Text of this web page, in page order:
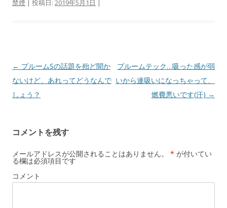
禁煙 | 投稿日: 2019年5月1日 |
投
稿
ナ
ー
シ
ョ
ン
← プルームSの話題を殆ど聞か
ないけど、あれってどうなんで
しょう？
プルームテック…吸った感が弱
いから連吸いになっちゃって、
燃費悪いです(汗) →
コメントを残す
メールアドレスが公開されることはありません。 * が付いてい
る欄は必須項目です
コメント